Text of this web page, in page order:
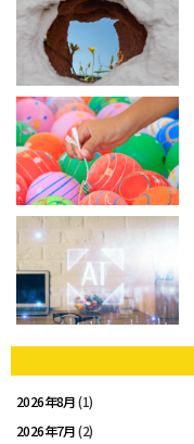
2026年8月(1)
2026年7月(2)